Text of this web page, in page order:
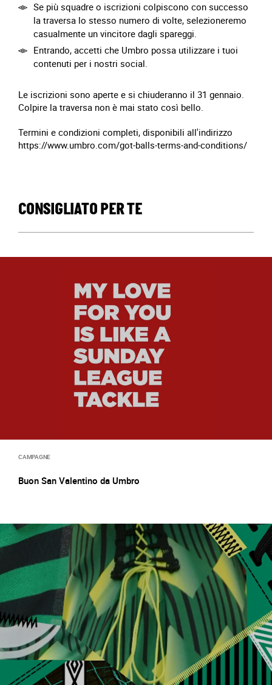
Se più squadre o iscrizioni colpiscono con successo
la traversa lo stesso numero di volte, selezioneremo
casualmente un vincitore dagli spareggi.
Entrando, accetti che Umbro possa utilizzare i tuoi
contenuti per i nostri social.
Le iscrizioni sono aperte e si chiuderanno il 31 gennaio.
Colpire la traversa non è mai stato così bello.
Termini e condizioni completi, disponibili all'indirizzo
https://www.umbro.com/got-balls-terms-and-conditions/
CONSIGLIATO PER TE
CAMPAGNE
Buon San Valentino da Umbro